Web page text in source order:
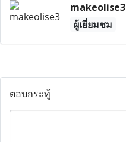
makeolise3
ผู้เยี่ยมชม
ตอบกระทู้